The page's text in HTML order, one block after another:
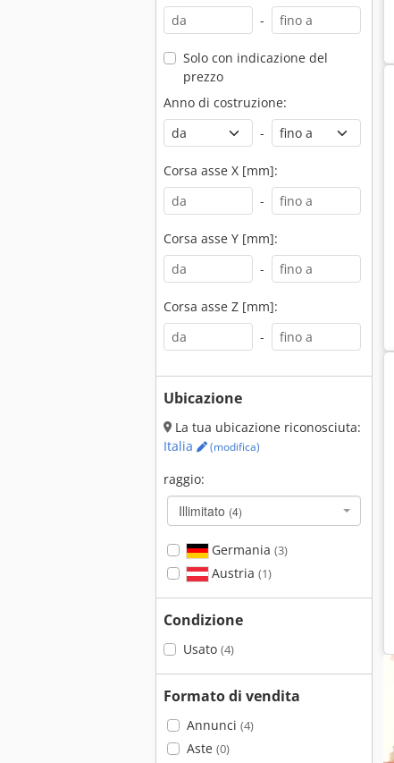
-
Solo con indicazione del
prezzo
Anno di costruzione:
-
Corsa asse X [mm]:
-
Corsa asse Y [mm]:
-
Corsa asse Z [mm]:
-
Ubicazione
La tua ubicazione riconosciuta:
Italia
(modifica)
raggio:
Illimitato (4)
Germania (3)
Austria (1)
Condizione
Usato (4)
Formato di vendita
Annunci (4)
Aste (0)